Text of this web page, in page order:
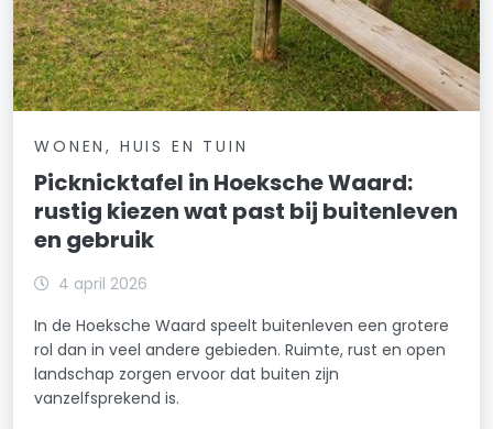
WONEN, HUIS EN TUIN
Picknicktafel in Hoeksche Waard:
rustig kiezen wat past bij buitenleven
en gebruik
4 april 2026
In de Hoeksche Waard speelt buitenleven een grotere
rol dan in veel andere gebieden. Ruimte, rust en open
landschap zorgen ervoor dat buiten zijn
vanzelfsprekend is.